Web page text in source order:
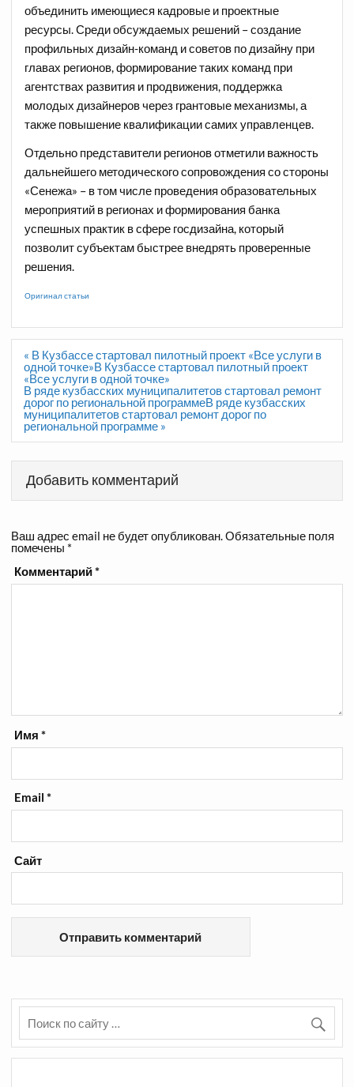
объединить имеющиеся кадровые и проектные
ресурсы. Среди обсуждаемых решений – создание
профильных дизайн-команд и советов по дизайну при
главах регионов, формирование таких команд при
агентствах развития и продвижения, поддержка
молодых дизайнеров через грантовые механизмы, а
также повышение квалификации самих управленцев.
Отдельно представители регионов отметили важность
дальнейшего методического сопровождения со стороны
«Сенежа» – в том числе проведения образовательных
мероприятий в регионах и формирования банка
успешных практик в сфере госдизайна, который
позволит субъектам быстрее внедрять проверенные
решения.
Оригинал статьи
Навигация
по
записям
« В Кузбассе стартовал пилотный проект «Все услуги в
одной точке»В Кузбассе стартовал пилотный проект
«Все услуги в одной точке»
В ряде кузбасских муниципалитетов стартовал ремонт
дорог по региональной программеВ ряде кузбасских
муниципалитетов стартовал ремонт дорог по
региональной программе »
Добавить комментарий
Ваш адрес email не будет опубликован.Обязательные поля
помечены *
Комментарий*
Имя*
Email*
Сайт